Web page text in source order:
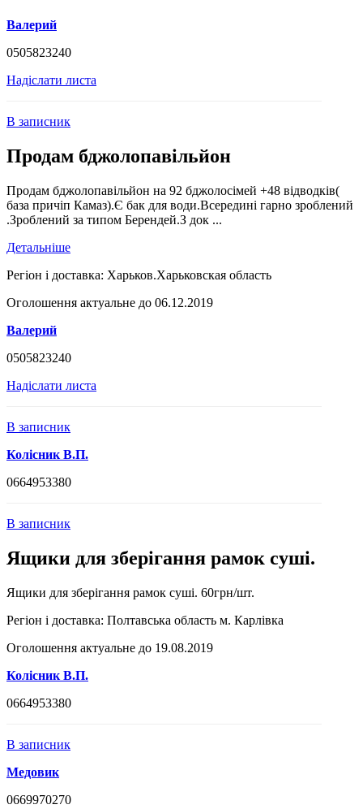
Валерий
0505823240
Надіслати листа
В записник
Продам бджолопавільйон
Продам бджолопавільйон на 92 бджолосімей +48 відводків(
база причіп Камаз).Є бак для води.Всередині гарно зроблений
.Зроблений за типом Берендей.З док ...
Детальніше
Регіон і доставка: Харьков.Харьковская область
Оголошення актуальне до 06.12.2019
Валерий
0505823240
Надіслати листа
В записник
Колісник В.П.
0664953380
В записник
Ящики для зберігання рамок суші.
Ящики для зберігання рамок суші. 60грн/шт.
Регіон і доставка: Полтавська область м. Карлівка
Оголошення актуальне до 19.08.2019
Колісник В.П.
0664953380
В записник
Медовик
0669970270